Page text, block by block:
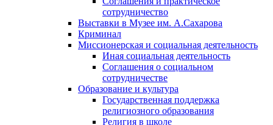
сотрудничество
Выставки в Музее им. А.Сахарова
Криминал
Миссионерская и социальная деятельность
Иная социальная деятельность
Соглашения о социальном
сотрудничестве
Образование и культура
Государственная поддержка
религиозного образования
Религия в школе